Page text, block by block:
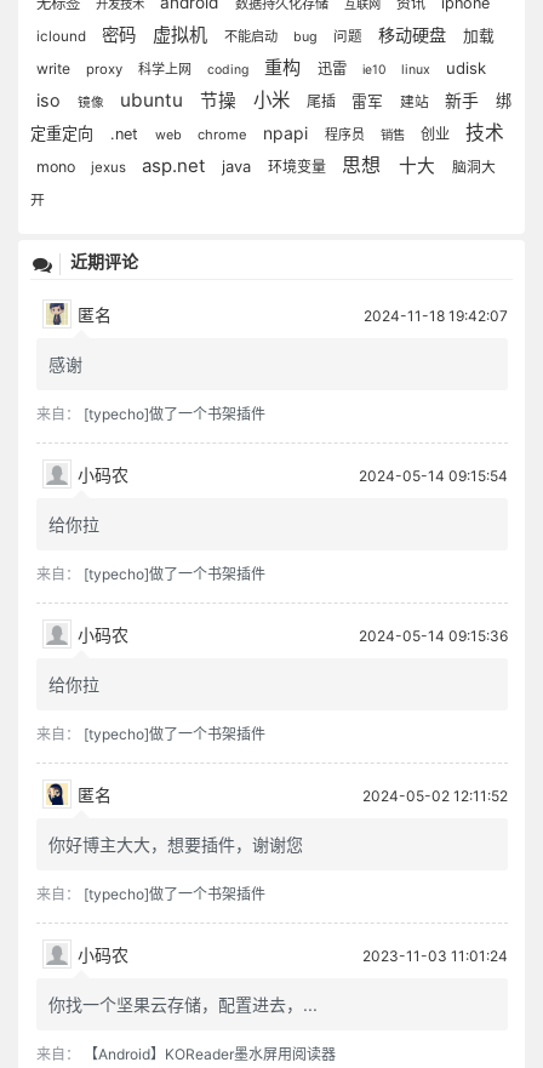
开发技术 数据持久化存储 互联网
iclound 密码 虚拟机 不能启动 bug 问题 移动硬盘
加载
write
proxy 科学上网 coding 重构 迅雷 ie10 linux udisk
iso 镜像 ubuntu 节操 小米 尾插 雷军 建站 新手
绑
定重定向
.net web chrome npapi 程序员 销售 创业 技术
mono jexus asp.net java 环境变量 思想 十大
脑洞大
开
近期评论
匿名 2024-11-18 19:42:07
感谢
来自： [typecho]做了一个书架插件
小码农 2024-05-14 09:15:54
给你拉
来自： [typecho]做了一个书架插件
小码农 2024-05-14 09:15:36
给你拉
来自： [typecho]做了一个书架插件
匿名 2024-05-02 12:11:52
你好博主大大，想要插件，谢谢您
来自： [typecho]做了一个书架插件
小码农 2023-11-03 11:01:24
你找一个坚果云存储，配置进去，...
来自： 【Android】KOReader墨水屏用阅读器